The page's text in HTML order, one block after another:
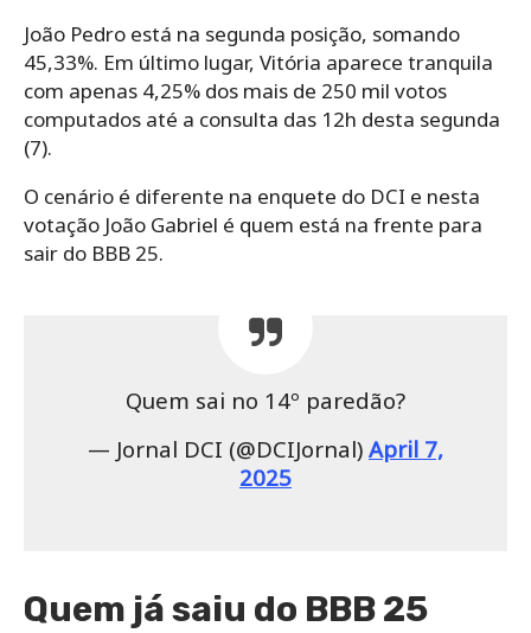
João Pedro está na segunda posição, somando
45,33%. Em último lugar, Vitória aparece tranquila
com apenas 4,25% dos mais de 250 mil votos
computados até a consulta das 12h desta segunda
(7).
O cenário é diferente na enquete do DCI e nesta
votação João Gabriel é quem está na frente para
sair do BBB 25.
Quem sai no 14º paredão?
— Jornal DCI (@DCIJornal) April 7,
2025
Quem já saiu do BBB 25